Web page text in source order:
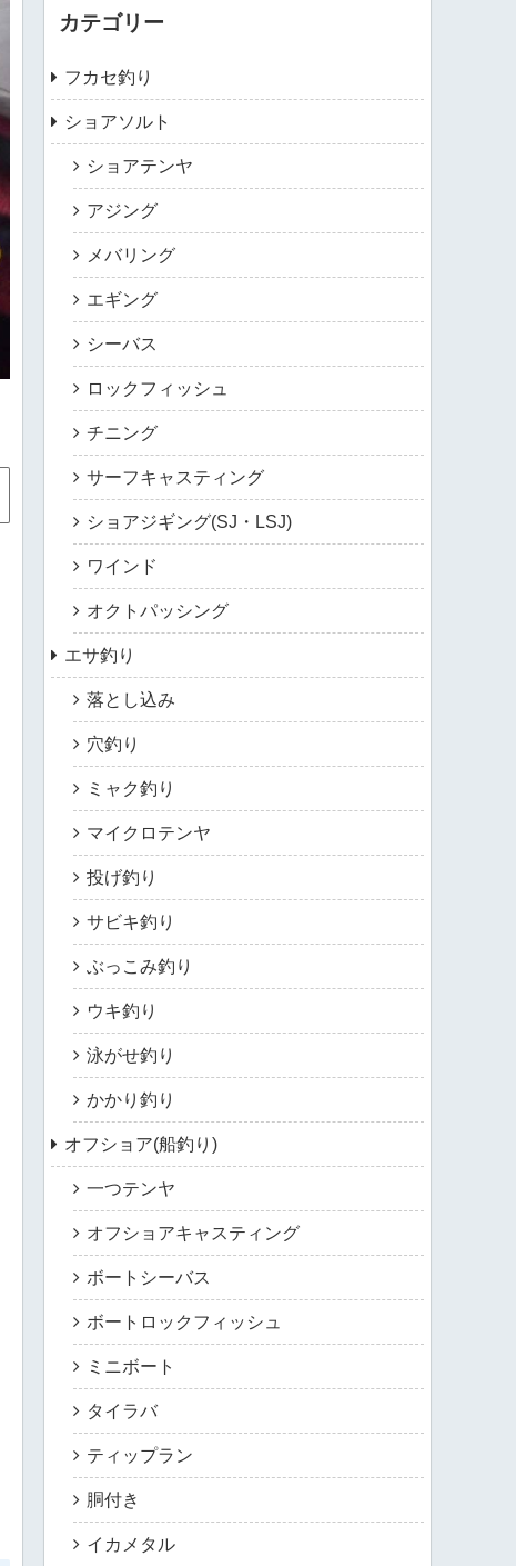
カテゴリー
フカセ釣り
ショアソルト
ショアテンヤ
アジング
メバリング
エギング
シーバス
ロックフィッシュ
チニング
サーフキャスティング
ショアジギング(SJ・LSJ)
ワインド
オクトパッシング
エサ釣り
落とし込み
穴釣り
ミャク釣り
マイクロテンヤ
投げ釣り
サビキ釣り
ぶっこみ釣り
ウキ釣り
泳がせ釣り
かかり釣り
オフショア(船釣り)
一つテンヤ
オフショアキャスティング
ボートシーバス
ボートロックフィッシュ
ミニボート
タイラバ
ティップラン
胴付き
イカメタル